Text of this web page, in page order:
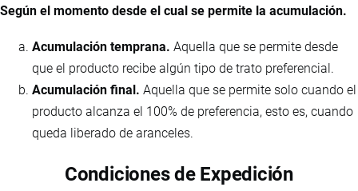
Según el momento desde el cual se permite la acumulación.
Acumulación temprana. Aquella que se permite desde
que el producto recibe algún tipo de trato preferencial.
Acumulación final. Aquella que se permite solo cuando el
producto alcanza el 100% de preferencia, esto es, cuando
queda liberado de aranceles.
Condiciones de Expedición